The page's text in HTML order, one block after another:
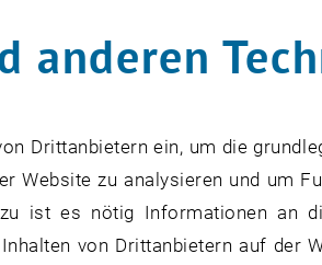
anderen
Drittanbietern ein, um die
Website zu analysieren und um
ist es nötig Informationen an
von Drittanbietern auf der